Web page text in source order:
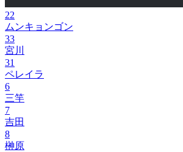
22
ムンキョンゴン
33
宮川
31
ペレイラ
6
三竿
7
吉田
8
榊原